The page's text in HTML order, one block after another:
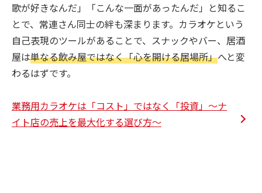
歌が好きなんだ」「こんな一面があったんだ」と知るこ
とで、常連さん同士の絆も深まります。カラオケという
自己表現のツールがあることで、スナックやバー、居酒
屋は単なる飲み屋ではなく「心を開ける居場所」へと変
わるはずです。
業務用カラオケは「コスト」ではなく「投資」～ナ
イト店の売上を最大化する選び方～